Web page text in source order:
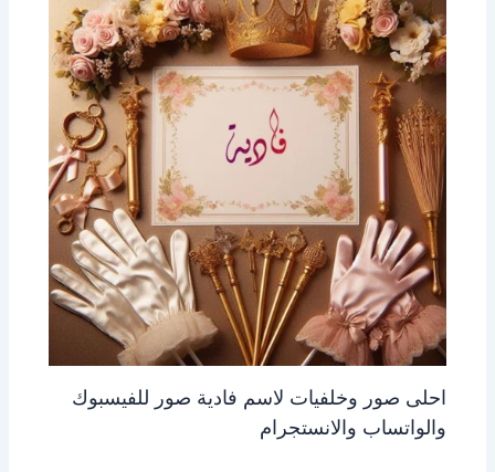
احلى صور وخلفيات لاسم فادية صور للفيسبوك
والواتساب والانستجرام